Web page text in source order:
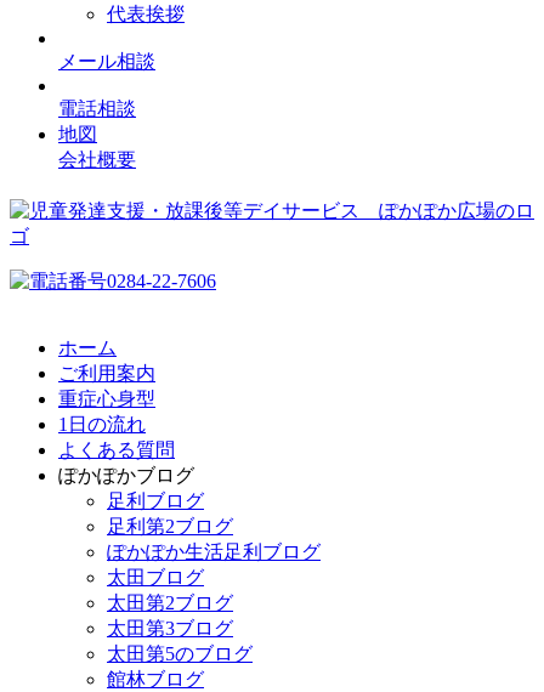
代表挨拶
メール相談
電話相談
地図
会社概要
ホーム
ご利用案内
重症心身型
1日の流れ
よくある質問
ぽかぽかブログ
足利ブログ
足利第2ブログ
ぽかぽか生活足利ブログ
太田ブログ
太田第2ブログ
太田第3ブログ
太田第5のブログ
館林ブログ